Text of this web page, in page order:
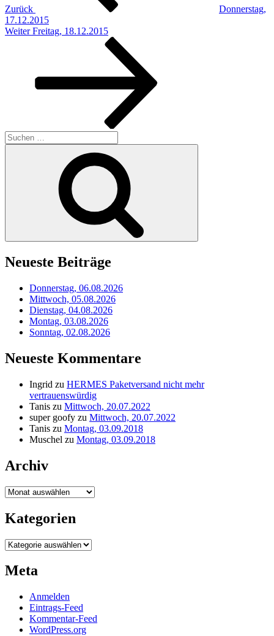
Zurück
Donnerstag,
17.12.2015
Nächster
Weiter Freitag, 18.12.2015
Suchen
nach:
Neueste Beiträge
Donnerstag, 06.08.2026
Mittwoch, 05.08.2026
Dienstag, 04.08.2026
Montag, 03.08.2026
Sonntag, 02.08.2026
Neueste Kommentare
Ingrid zu HERMES Paketversand nicht mehr
vertrauenswürdig
Tanis zu Mittwoch, 20.07.2022
super goofy zu Mittwoch, 20.07.2022
Tanis zu Montag, 03.09.2018
Muschel zu Montag, 03.09.2018
Archiv
Archiv
Kategorien
Kategorien
Meta
Anmelden
Eintrags-Feed
Kommentar-Feed
WordPress.org